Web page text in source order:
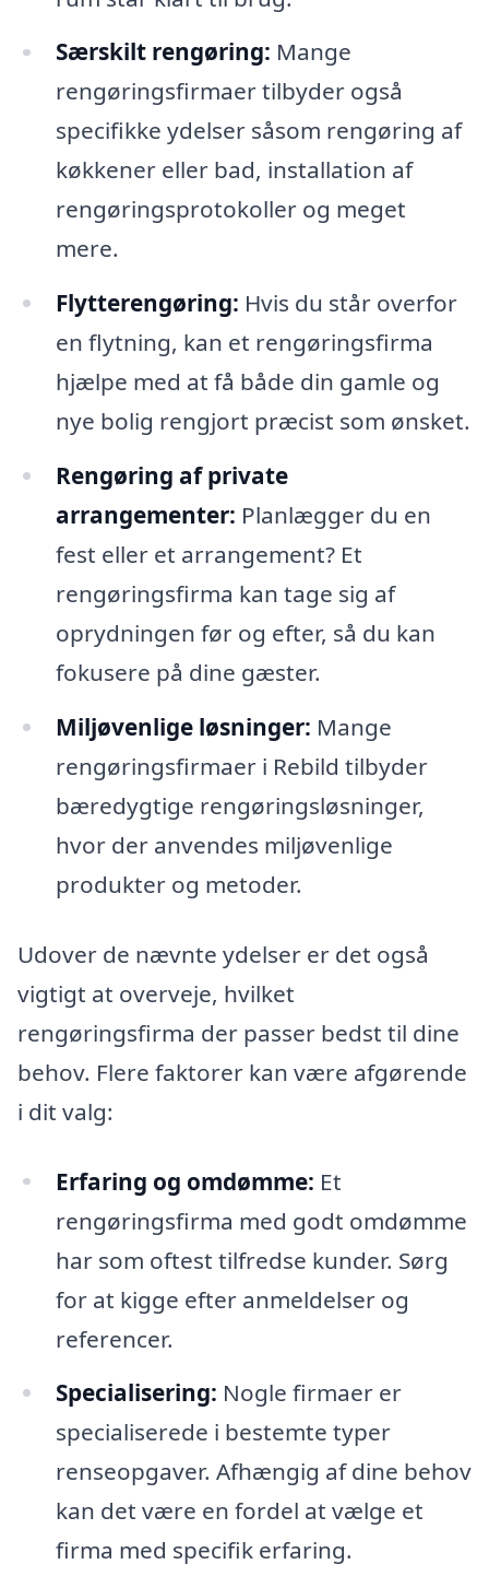
Særskilt rengøring: Mange
rengøringsfirmaer tilbyder også
specifikke ydelser såsom rengøring af
køkkener eller bad, installation af
rengøringsprotokoller og meget
mere.
Flytterengøring: Hvis du står overfor
en flytning, kan et rengøringsfirma
hjælpe med at få både din gamle og
nye bolig rengjort præcist som ønsket.
Rengøring af private
arrangementer: Planlægger du en
fest eller et arrangement? Et
rengøringsfirma kan tage sig af
oprydningen før og efter, så du kan
fokusere på dine gæster.
Miljøvenlige løsninger: Mange
rengøringsfirmaer i Rebild tilbyder
bæredygtige rengøringsløsninger,
hvor der anvendes miljøvenlige
produkter og metoder.
Udover de nævnte ydelser er det også
vigtigt at overveje, hvilket
rengøringsfirma der passer bedst til dine
behov. Flere faktorer kan være afgørende
i dit valg:
Erfaring og omdømme: Et
rengøringsfirma med godt omdømme
har som oftest tilfredse kunder. Sørg
for at kigge efter anmeldelser og
referencer.
Specialisering: Nogle firmaer er
specialiserede i bestemte typer
renseopgaver. Afhængig af dine behov
kan det være en fordel at vælge et
firma med specifik erfaring.